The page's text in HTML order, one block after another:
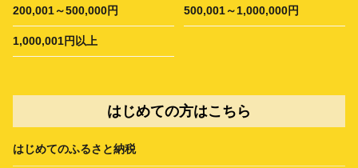
200,001～500,000円 500,001～1,000,000円
1,000,001円以上
はじめての方はこちら
はじめてのふるさと納税